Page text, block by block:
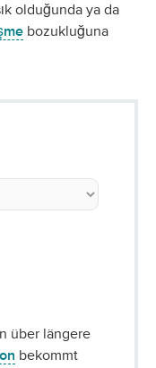
olduğunda ya da
bozukluğuna
über längere
bekommt